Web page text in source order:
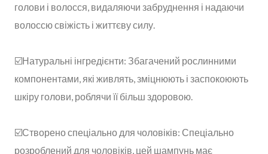
голови і волосся, видаляючи забруднення і надаючи
волоссю свіжість і життєву силу.
☑️Натуральні інгредієнти: Збагачений рослинними
компонентами, які живлять, зміцнюють і заспокоюють
шкіру голови, роблячи її більш здоровою.
☑️Створено спеціально для чоловіків: Спеціально
розроблений для чоловіків, цей шампунь має